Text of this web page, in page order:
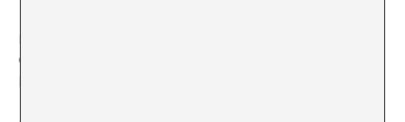
El 2002, con cien años de edad, muere el mexicano
dejando a su mujer viuda, cientos de imágenes del
paisaje de su país y sus cosas en el estudio.